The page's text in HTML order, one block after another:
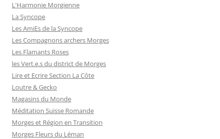
L'Harmonie Morgienne
La Syncope
Les AmiEs de la Syncope
Les Compagnons archers Morges
Les Flamants Roses
les Vert.e.s du district de Morges
Lire et Ecrire Section La Côte
Loutre & Gecko
Magasins du Monde
Méditation Suisse Romande
Morges et Région en Transition
Morges Fleurs du Léman